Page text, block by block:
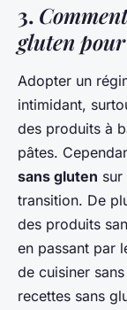
3.
gluten
Adopter un
intimidant,
des produits à
pâtes.
sans gluten
transition. De
des produits
en passant par
de cuisiner
recettes sans